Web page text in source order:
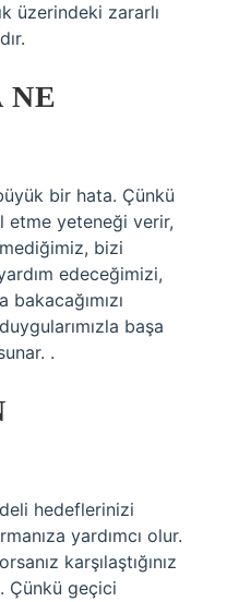
üzerindeki zararlı
NE
bir hata. Çünkü
etme yeteneği verir,
bizi
edeceğimizi,
başa
.
hedeflerinizi
yardımcı olur.
karşılaştığınız
Çünkü geçici